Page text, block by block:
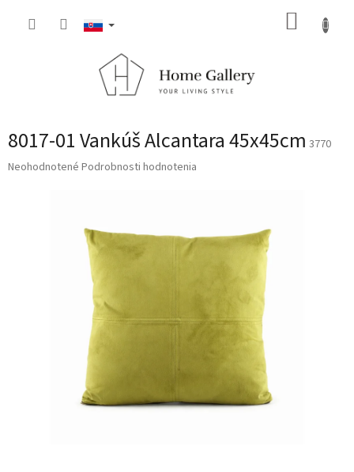
8017-01 Vankúš Alcantara 45x45cm 3770
Priemerné
Neohodnotené Podrobnosti hodnotenia